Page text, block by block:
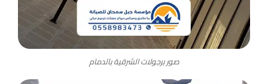
صور برجولات الشرقية بالدمام